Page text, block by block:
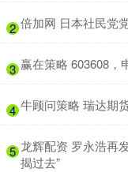
2 倍加网 日本社民党
3 赢在策略 603608，
4 牛顾问策略 瑞达期
5 龙辉配资 罗永浩再
揭过去”